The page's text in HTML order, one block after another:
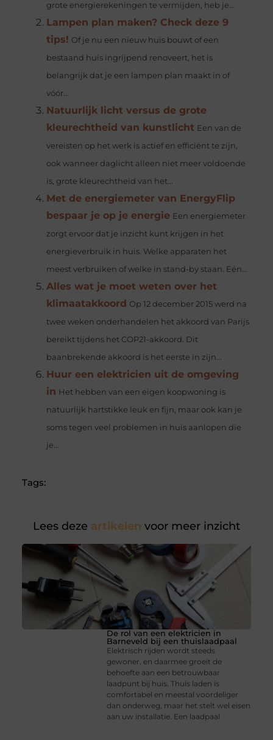
grote energierekeningen te vermijden, heb je...
Lampen plan maken? Check deze 9
tips! Of je nu een nieuw huis bouwt of een
bestaand huis ingrijpend renoveert, het is
belangrijk dat je een lampen plan maakt in of
vóór...
Natuurlijk licht versus de grote
kleurechtheid van kunstlicht Een van de
vereisten op het werk is actief en efficiënt te zijn,
ook wanneer daglicht alleen niet meer voldoende
is, grote kleurechtheid van het...
Met de energiemeter van EnergyFlip
bespaar je op je energie Een energiemeter
zorgt ervoor dat je inzicht kunt krijgen in het
energieverbruik in huis. Welke apparaten het
meest verbruiken of welke in stand-by staan. Eén...
Alles wat je moet weten over het
klimaatakkoord Op 12 december 2015 werd na
twee weken onderhandelen het akkoord van Parijs
bereikt tijdens het COP21-akkoord. Dit
baanbrekende akkoord is het eerste in zijn...
Huur een elektricien uit de omgeving
in Het hebben van een eigen koopwoning is
natuurlijk hartstikke leuk en fijn, maar ook kan je
soms tegen veel problemen in huis aanlopen die
je...
Tags:
Lees deze artikelen voor meer inzicht
De rol van een elektricien in
Barneveld bij een thuislaadpaal
Elektrisch rijden wordt steeds
gewoner, en daarmee groeit de
behoefte aan een betrouwbaar
laadpunt bij huis. Thuis laden is
comfortabel en meestal voordeliger
dan onderweg, maar het stelt wel eisen
aan uw installatie. Een laadpaal